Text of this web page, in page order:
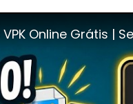
Grátis | Sem Instalação